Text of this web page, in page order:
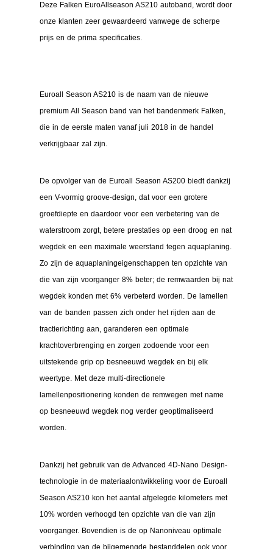
Deze Falken EuroAllseason AS210 autoband, wordt door
onze klanten zeer gewaardeerd vanwege de scherpe
prijs en de prima specificaties.
Euroall Season AS210 is de naam van de nieuwe
premium All Season band van het bandenmerk Falken,
die in de eerste maten vanaf juli 2018 in de handel
verkrijgbaar zal zijn.
De opvolger van de Euroall Season AS200 biedt dankzij
een V-vormig groove-design, dat voor een grotere
groefdiepte en daardoor voor een verbetering van de
waterstroom zorgt, betere prestaties op een droog en nat
wegdek en een maximale weerstand tegen aquaplaning.
Zo zijn de aquaplaningeigenschappen ten opzichte van
die van zijn voorganger 8% beter; de remwaarden bij nat
wegdek konden met 6% verbeterd worden. De lamellen
van de banden passen zich onder het rijden aan de
tractierichting aan, garanderen een optimale
krachtoverbrenging en zorgen zodoende voor een
uitstekende grip op besneeuwd wegdek en bij elk
weertype. Met deze multi-directionele
lamellenpositionering konden de remwegen met name
op besneeuwd wegdek nog verder geoptimaliseerd
worden.
Dankzij het gebruik van de Advanced 4D-Nano Design-
technologie in de materiaalontwikkeling voor de Euroall
Season AS210 kon het aantal afgelegde kilometers met
10% worden verhoogd ten opzichte van die van zijn
voorganger. Bovendien is de op Nanoniveau optimale
verbinding van de bijgemengde bestanddelen ook voor